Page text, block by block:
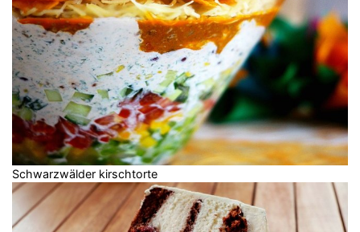
Schwarzwälder kirschtorte